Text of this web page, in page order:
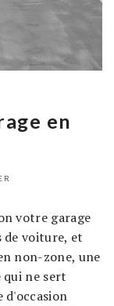
en
votre garage
de voiture, et
non-zone, une
ne sert
d'occasion